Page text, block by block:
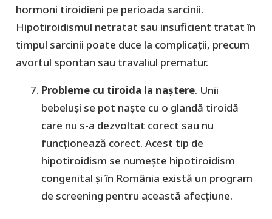
hormoni tiroidieni pe perioada sarcinii.
Hipotiroidismul netratat sau insuficient tratat în
timpul sarcinii poate duce la complicații, precum
avortul spontan sau travaliul prematur.
Probleme cu tiroida la naștere. Unii
bebeluși se pot naște cu o glandă tiroidă
care nu s-a dezvoltat corect sau nu
funcționează corect. Acest tip de
hipotiroidism se numește hipotiroidism
congenital și în România există un program
de screening pentru această afecțiune.